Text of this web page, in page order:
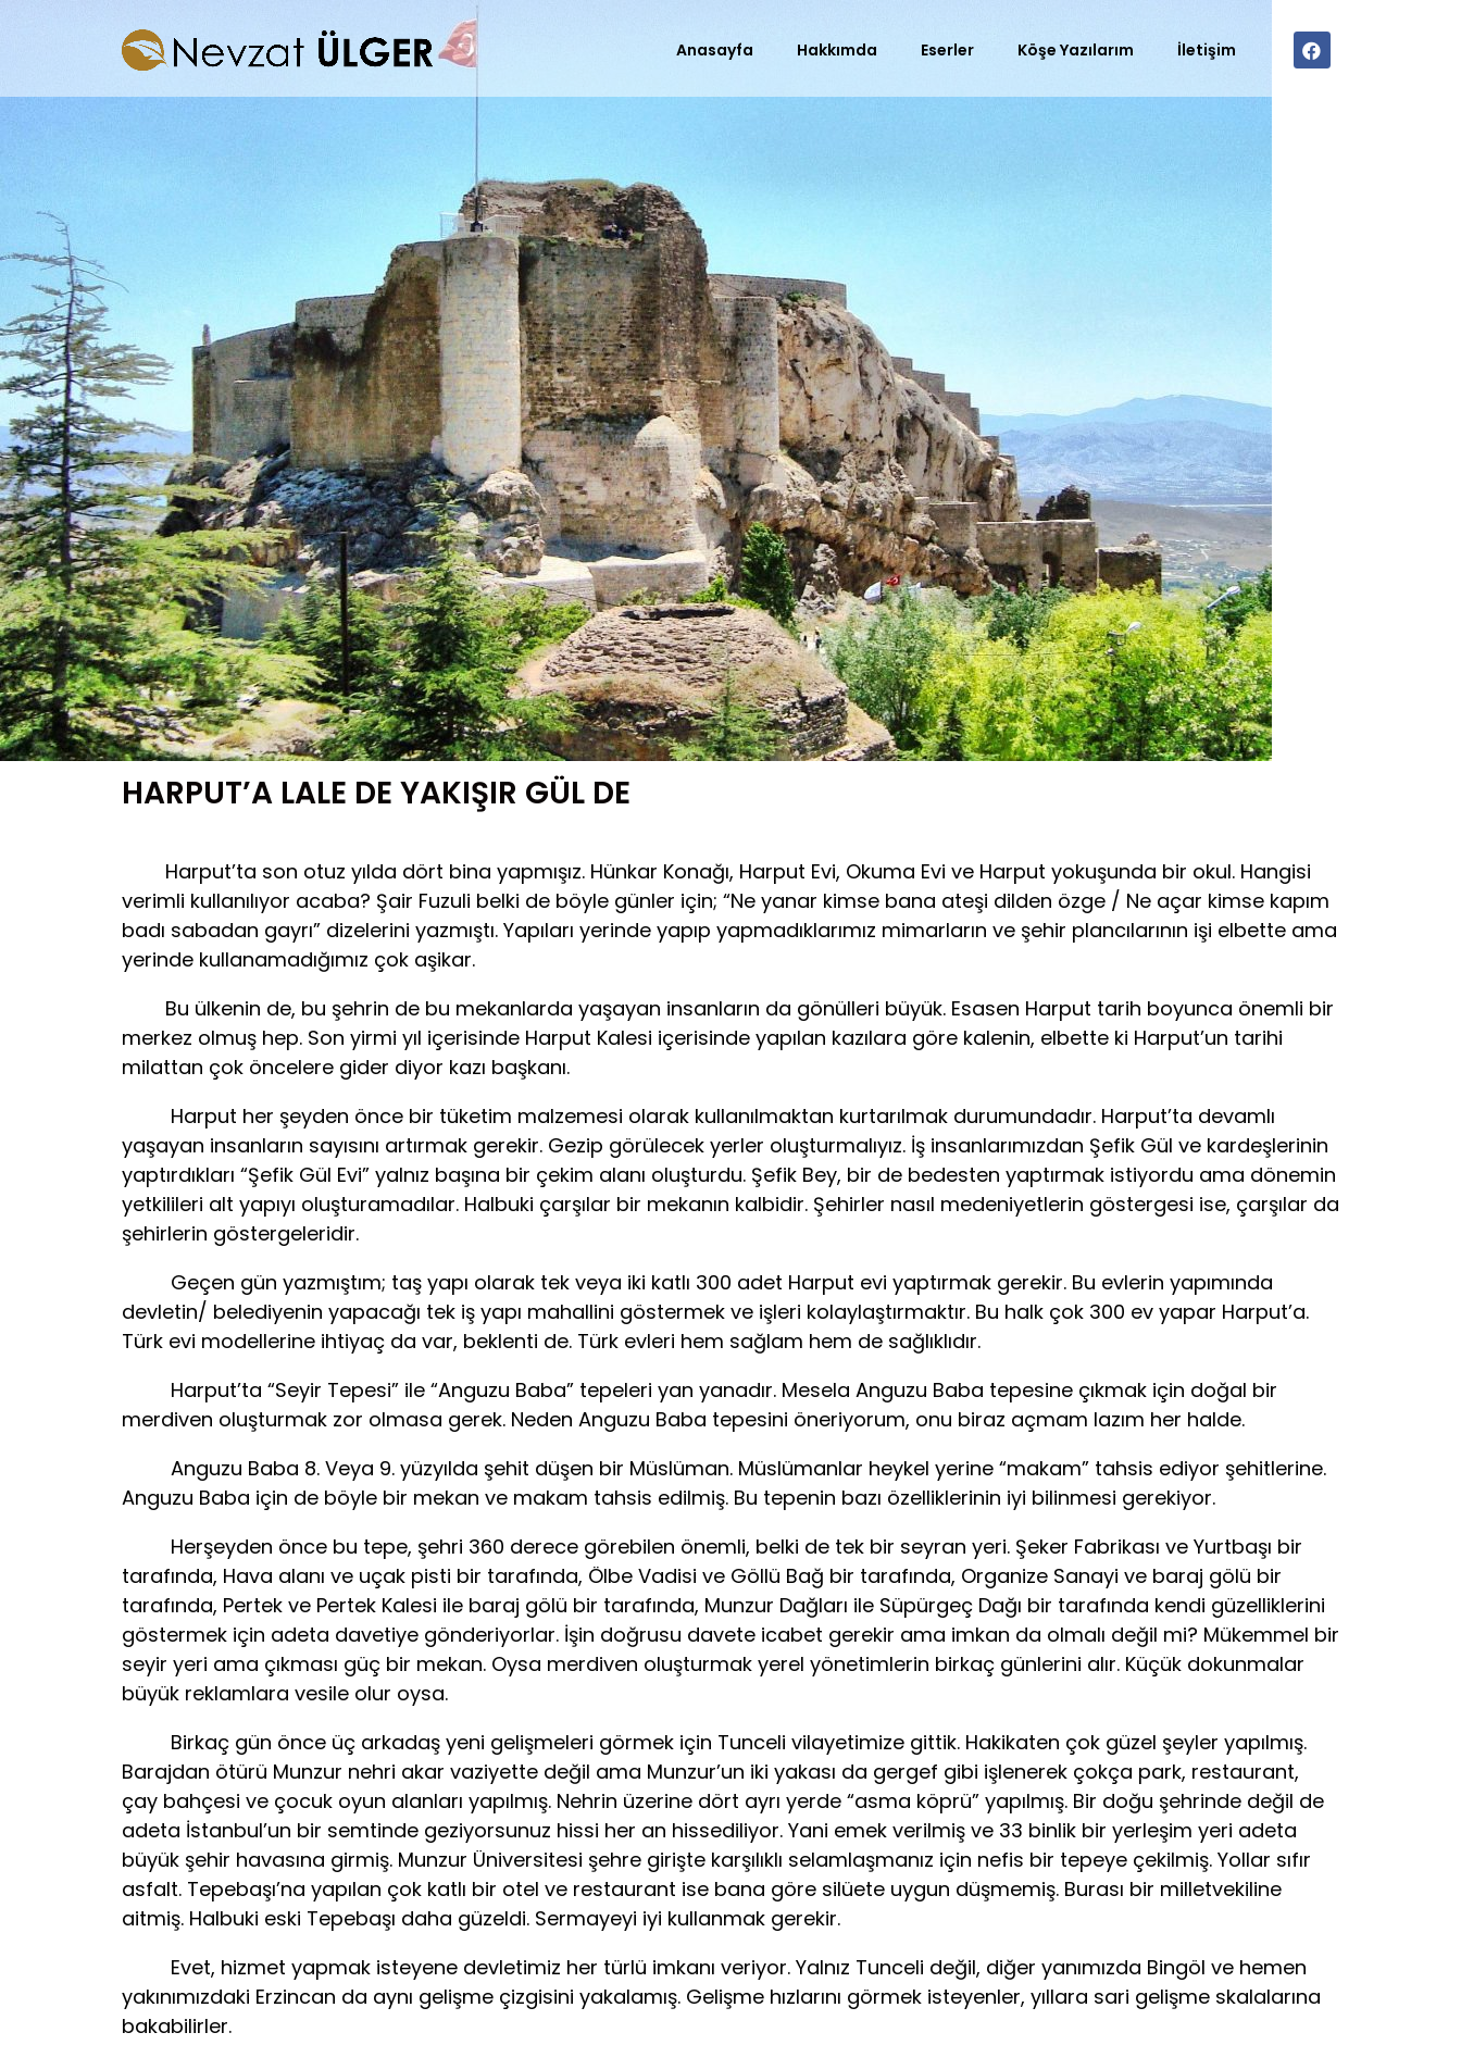
Anasayfa Hakkımda Eserler Köşe Yazılarım İletişim
HARPUT’A LALE DE YAKIŞIR GÜL DE
Harput’ta son otuz yılda dört bina yapmışız. Hünkar Konağı, Harput Evi, Okuma Evi ve Harput yokuşunda bir okul. Hangisi
verimli kullanılıyor acaba? Şair Fuzuli belki de böyle günler için; “Ne yanar kimse bana ateşi dilden özge / Ne açar kimse kapım
badı sabadan gayrı” dizelerini yazmıştı. Yapıları yerinde yapıp yapmadıklarımız mimarların ve şehir plancılarının işi elbette ama
yerinde kullanamadığımız çok aşikar.
Bu ülkenin de, bu şehrin de bu mekanlarda yaşayan insanların da gönülleri büyük. Esasen Harput tarih boyunca önemli bir
merkez olmuş hep. Son yirmi yıl içerisinde Harput Kalesi içerisinde yapılan kazılara göre kalenin, elbette ki Harput’un tarihi
milattan çok öncelere gider diyor kazı başkanı.
Harput her şeyden önce bir tüketim malzemesi olarak kullanılmaktan kurtarılmak durumundadır. Harput’ta devamlı
yaşayan insanların sayısını artırmak gerekir. Gezip görülecek yerler oluşturmalıyız. İş insanlarımızdan Şefik Gül ve kardeşlerinin
yaptırdıkları “Şefik Gül Evi” yalnız başına bir çekim alanı oluşturdu. Şefik Bey, bir de bedesten yaptırmak istiyordu ama dönemin
yetkilileri alt yapıyı oluşturamadılar. Halbuki çarşılar bir mekanın kalbidir. Şehirler nasıl medeniyetlerin göstergesi ise, çarşılar da
şehirlerin göstergeleridir.
Geçen gün yazmıştım; taş yapı olarak tek veya iki katlı 300 adet Harput evi yaptırmak gerekir. Bu evlerin yapımında
devletin/ belediyenin yapacağı tek iş yapı mahallini göstermek ve işleri kolaylaştırmaktır. Bu halk çok 300 ev yapar Harput’a.
Türk evi modellerine ihtiyaç da var, beklenti de. Türk evleri hem sağlam hem de sağlıklıdır.
Harput’ta “Seyir Tepesi” ile “Anguzu Baba” tepeleri yan yanadır. Mesela Anguzu Baba tepesine çıkmak için doğal bir
merdiven oluşturmak zor olmasa gerek. Neden Anguzu Baba tepesini öneriyorum, onu biraz açmam lazım her halde.
Anguzu Baba 8. Veya 9. yüzyılda şehit düşen bir Müslüman. Müslümanlar heykel yerine “makam” tahsis ediyor şehitlerine.
Anguzu Baba için de böyle bir mekan ve makam tahsis edilmiş. Bu tepenin bazı özelliklerinin iyi bilinmesi gerekiyor.
Herşeyden önce bu tepe, şehri 360 derece görebilen önemli, belki de tek bir seyran yeri. Şeker Fabrikası ve Yurtbaşı bir
tarafında, Hava alanı ve uçak pisti bir tarafında, Ölbe Vadisi ve Göllü Bağ bir tarafında, Organize Sanayi ve baraj gölü bir
tarafında, Pertek ve Pertek Kalesi ile baraj gölü bir tarafında, Munzur Dağları ile Süpürgeç Dağı bir tarafında kendi güzelliklerini
göstermek için adeta davetiye gönderiyorlar. İşin doğrusu davete icabet gerekir ama imkan da olmalı değil mi? Mükemmel bir
seyir yeri ama çıkması güç bir mekan. Oysa merdiven oluşturmak yerel yönetimlerin birkaç günlerini alır. Küçük dokunmalar
büyük reklamlara vesile olur oysa.
Birkaç gün önce üç arkadaş yeni gelişmeleri görmek için Tunceli vilayetimize gittik. Hakikaten çok güzel şeyler yapılmış.
Barajdan ötürü Munzur nehri akar vaziyette değil ama Munzur’un iki yakası da gergef gibi işlenerek çokça park, restaurant,
çay bahçesi ve çocuk oyun alanları yapılmış. Nehrin üzerine dört ayrı yerde “asma köprü” yapılmış. Bir doğu şehrinde değil de
adeta İstanbul’un bir semtinde geziyorsunuz hissi her an hissediliyor. Yani emek verilmiş ve 33 binlik bir yerleşim yeri adeta
büyük şehir havasına girmiş. Munzur Üniversitesi şehre girişte karşılıklı selamlaşmanız için nefis bir tepeye çekilmiş. Yollar sıfır
asfalt. Tepebaşı’na yapılan çok katlı bir otel ve restaurant ise bana göre silüete uygun düşmemiş. Burası bir milletvekiline
aitmiş. Halbuki eski Tepebaşı daha güzeldi. Sermayeyi iyi kullanmak gerekir.
Evet, hizmet yapmak isteyene devletimiz her türlü imkanı veriyor. Yalnız Tunceli değil, diğer yanımızda Bingöl ve hemen
yakınımızdaki Erzincan da aynı gelişme çizgisini yakalamış. Gelişme hızlarını görmek isteyenler, yıllara sari gelişme skalalarına
bakabilirler.